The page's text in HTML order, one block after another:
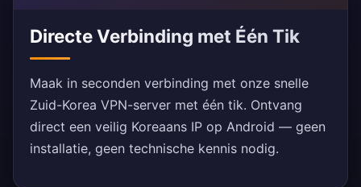
Directe Verbinding met Één Tik
Maak in seconden verbinding met onze snelle
Zuid-Korea VPN-server met één tik. Ontvang
direct een veilig Koreaans IP op Android — geen
installatie, geen technische kennis nodig.